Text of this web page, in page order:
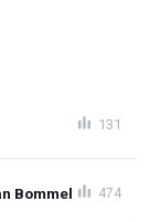
131
Bommel 474